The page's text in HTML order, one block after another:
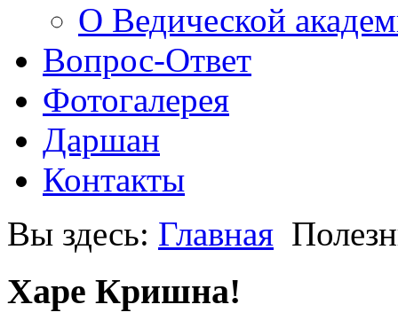
О Ведической
Вопрос-Ответ
Фотогалерея
Даршан
Контакты
Вы здесь: Главная
Харе Кришна!